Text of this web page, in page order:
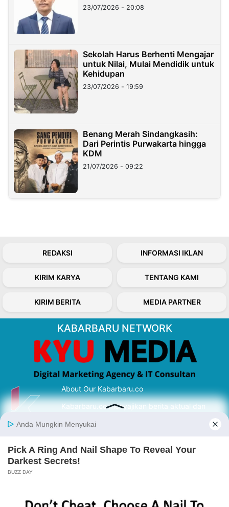
23/07/2026 - 20:08
Sekolah Harus Berhenti Mengajar
untuk Nilai, Mulai Mendidik untuk
Kehidupan
23/07/2026 - 19:59
Benang Merah Sindangkasih:
Dari Perintis Purwakarta hingga
KDM
21/07/2026 - 09:22
REDAKSI INFORMASI IKLAN
KIRIM KARYA TENTANG KAMI
KIRIM BERITA MEDIA PARTNER
KABARBARU NETWORK
About Our Kabarbaru.co
Kabarbaru.co menyajikan berita aktual dan
serta terverifikasi dari sumber yang tepat.
Follow Kabarbaru